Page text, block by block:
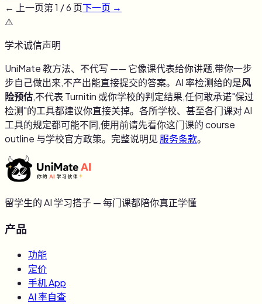
← 上一页第1 /6 页下一页 →
⚠️
学术诚信声明
UniMate 教方法、不代写 —— 它像课代表给你讲题,带你一步
步自己做出来,不产出能直接提交的答案。AI 率检测给的是风
险预估,不代表 Turnitin 或你学校的判定结果,任何敢承诺"保过
检测"的工具都建议你直接关掉。各所学校、甚至各门课对 AI
工具的规定都可能不同,使用前请先看你这门课的 course
outline 与学校官方政策。完整说明见 服务条款。
留学生的 AI 学习搭子 — 每门课都陪你真正学懂
产品
功能
定价
手机 App
AI 率自查